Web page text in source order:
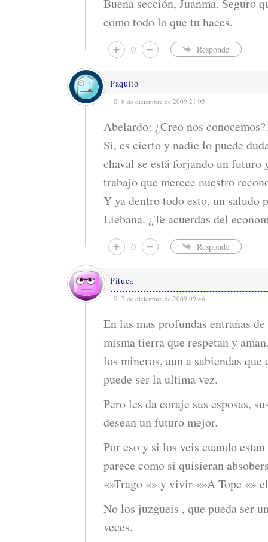
Buena sección, Juanma. Seguro
como todo lo que tu haces.
0 Responde
Paquito
6 de diciembre de 2009 21:05
Abelardo: ¿Creo nos conocemos?.
Si, es cierto y nadie lo puede
chaval se está forjando un futuro
trabajo que merece nuestro
Y ya dentro todo esto, un saludo
Liebana. ¿Te acuerdas del
0 Responde
Pituca
7 de diciembre de 2009 09:46
En las mas profundas entrañas
misma tierra que respetan y
los mineros, aun a sabiendas que
puede ser la ultima vez.
Pero les da coraje sus esposas,
desean un futuro mejor.
Por eso y si los veis cuando
parece como si quisieran
«»Trago «» y vivir «»A Tope «»
No los juzgueis , que pueda ser
veces.